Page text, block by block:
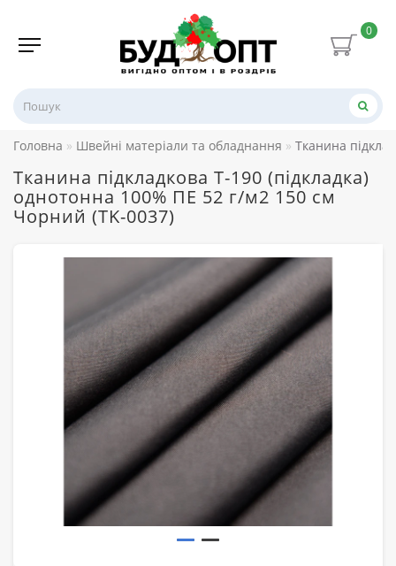
0
Головна Швейні матеріали та обладнання Тканина
Тканина підкладкова Т-190 (підкладка)
однотонна 100% ПЕ 52 г/м2 150 см
Чорний (TK-0037)